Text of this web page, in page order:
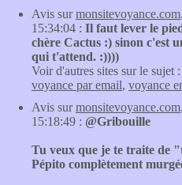
Avis surmonsitevoyance.com
15:34:04 : Il faut lever le
chère Cactus :) sinon c'est
qui t'attend. :))))
Voir d'autres sites sur le sujet :
voyance par email, voyance
Avis surmonsitevoyance.com
15:18:49 : @Gribouille
Tu veux que je te traite de
Pépito complètement